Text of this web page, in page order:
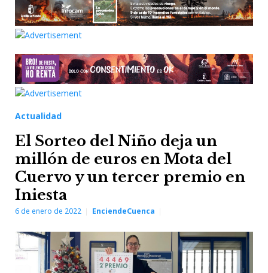
Actualidad
El Sorteo del Niño deja un
millón de euros en Mota del
Cuervo y un tercer premio en
Iniesta
6 de enero de 2022 EnciendeCuenca